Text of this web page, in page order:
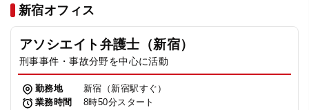
新宿オフィス
アソシエイト弁護士（新宿）
刑事事件・事故分野を中心に活動
勤務地
新宿（新宿駅すぐ）
業務時間
8時50分スタート
求人採用
お知らせ
特設サイト